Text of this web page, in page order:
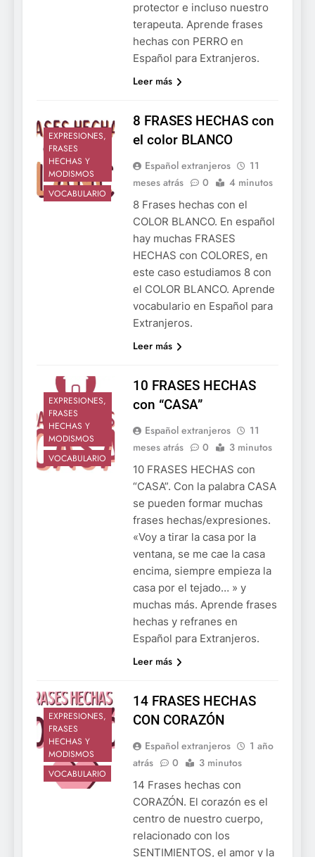
protector e incluso nuestro
terapeuta. Aprende frases
hechas con PERRO en
Español para Extranjeros.
Leer más
EXPRESIONES,
FRASES
HECHAS Y
MODISMOS
VOCABULARIO
8 FRASES HECHAS con
el color BLANCO
Español extranjeros
11
meses atrás
0 4 minutos
8 Frases hechas con el
COLOR BLANCO. En español
hay muchas FRASES
HECHAS con COLORES, en
este caso estudiamos 8 con
el COLOR BLANCO. Aprende
vocabulario en Español para
Extranjeros.
Leer más
EXPRESIONES,
FRASES
HECHAS Y
MODISMOS
VOCABULARIO
10 FRASES HECHAS
con “CASA”
Español extranjeros
11
meses atrás
0 3 minutos
10 FRASES HECHAS con
“CASA”. Con la palabra CASA
se pueden formar muchas
frases hechas/expresiones.
«Voy a tirar la casa por la
ventana, se me cae la casa
encima, siempre empieza la
casa por el tejado… » y
muchas más. Aprende frases
hechas y refranes en
Español para Extranjeros.
Leer más
EXPRESIONES,
FRASES
HECHAS Y
MODISMOS
VOCABULARIO
14 FRASES HECHAS
CON CORAZÓN
Español extranjeros
1 año
atrás
0 3 minutos
14 Frases hechas con
CORAZÓN. El corazón es el
centro de nuestro cuerpo,
relacionado con los
SENTIMIENTOS, el amor y la